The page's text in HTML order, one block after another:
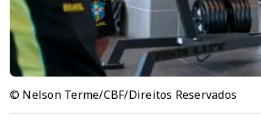
© Nelson Terme/CBF/Direitos Reservados